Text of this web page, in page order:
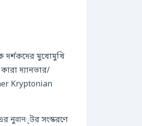
দর্শকদের মুখোমুখি
দ্যানভার/
Kryptonian
নুवान্টর সংস্করণে